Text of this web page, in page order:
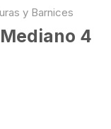
y Barnices
4